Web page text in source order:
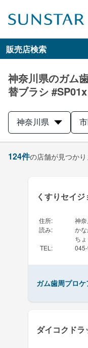
販売店検索
神奈川県のガム
替ブラシ
神奈川県
124件の店舗が見つかり
くすりセイ
住所:
神
読み:
か
ちょ
TEL :
ガム歯周プロ
ダイコクド